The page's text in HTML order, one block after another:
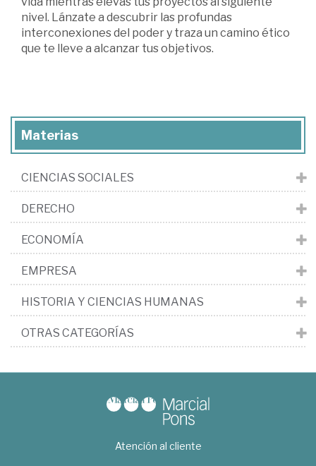
nivel. Lánzate a descubrir las profundas
interconexiones del poder y traza un camino ético
que te lleve a alcanzar tus objetivos.
Materias
CIENCIAS SOCIALES
DERECHO
ECONOMÍA
EMPRESA
HISTORIA Y CIENCIAS HUMANAS
OTRAS CATEGORÍAS
Atención al cliente